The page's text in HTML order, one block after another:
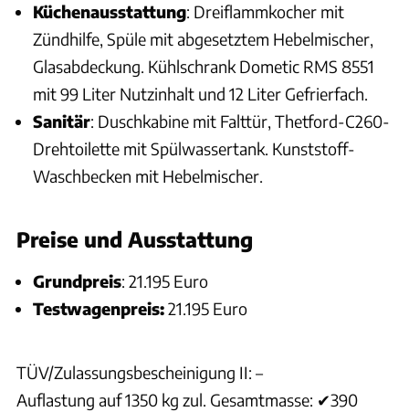
Küchenausstattung: Dreiflammkocher mit
Zündhilfe, Spüle mit abgesetztem Hebelmischer,
Glasabdeckung. Kühlschrank Dometic RMS 8551
mit 99 Liter Nutzinhalt und 12 Liter Gefrierfach.
Sanitär: Duschkabine mit Falttür, Thetford-C260-
Drehtoilette mit Spülwassertank. Kunststoff-
Waschbecken mit Hebelmischer.
Preise und Ausstattung
Grundpreis: 21.195 Euro
Testwagenpreis:21.195 Euro
TÜV/Zulassungsbescheinigung II: –
Auflastung auf 1350 kg zul. Gesamtmasse: ✔390